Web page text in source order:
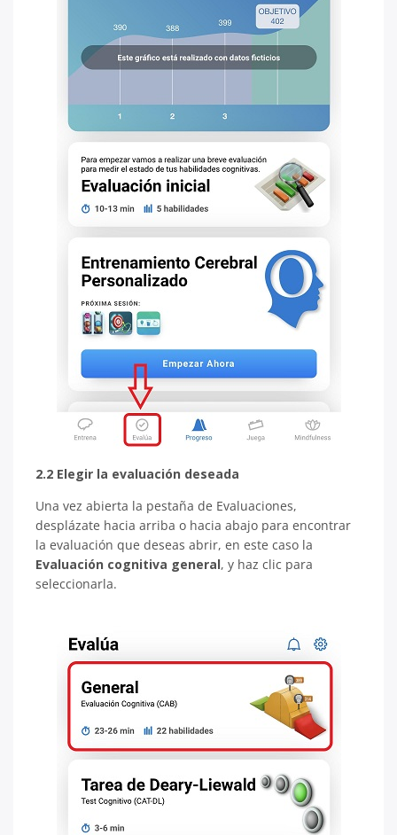
2.2 Elegir la evaluación deseada
Una vez abierta la pestaña de Evaluaciones,
desplázate hacia arriba o hacia abajo para encontrar
la evaluación que deseas abrir, en este caso la
Evaluación cognitiva general, y haz clic para
seleccionarla.